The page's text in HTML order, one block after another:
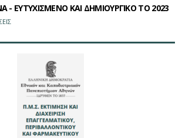
- ΕΥΤΥΧΙΣΜΕΝΟ ΚΑΙ ΔΗΜΙΟΥΡΓΙΚΟ ΤΟ 2023